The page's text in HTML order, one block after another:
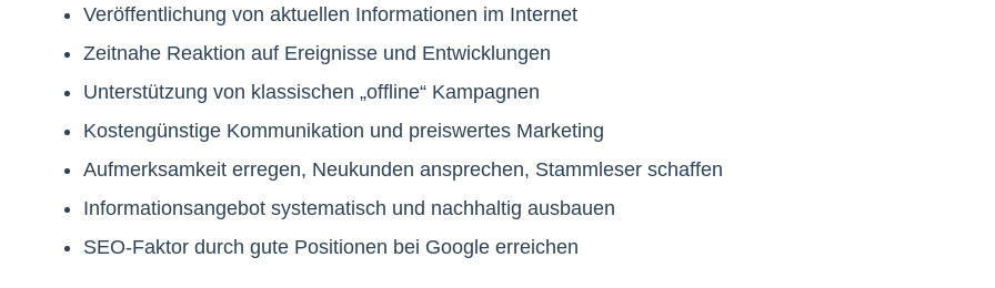
Veröffentlichung von aktuellen Informationen im Internet
Zeitnahe Reaktion auf Ereignisse und Entwicklungen
Unterstützung von klassischen „offline“ Kampagnen
Kostengünstige Kommunikation und preiswertes Marketing
Aufmerksamkeit erregen, Neukunden ansprechen, Stammleser schaffen
Informationsangebot systematisch und nachhaltig ausbauen
SEO-Faktor durch gute Positionen bei Google erreichen